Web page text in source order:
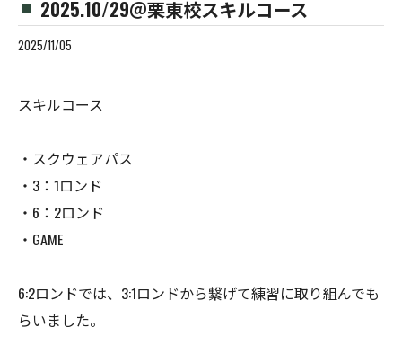
2025.10/29＠栗東校スキルコース
2025/11/05
スキルコース
・スクウェアパス
・3：1ロンド
・6：2ロンド
・GAME
6:2ロンドでは、3:1ロンドから繋げて練習に取り組んでも
らいました。